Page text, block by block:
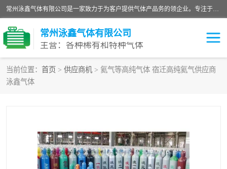
常州泳鑫气体有限公司是一家致力于为客户提供气体产品务的领企业。专注于环氧乙烷剂、环氧乙烷、高纯气体以及稀有和特种气体的研发、生产、销售和配送，产品广泛应用于医疗、电子、科研、化工、食品等多个领域。主要产品有：环氧乙烷灭菌剂，环氧乙烷，高纯氩，氮，氪，氙，氖，氘，笑，氦，氢，氧等各种稀有和特种气体。
常州泳鑫气体有限公司
主营：各种稀有和特种气体
当前位置： 首页 > 供应商机 > 氦气等高纯气体 宿迁高纯氦气供应商
泳鑫气体
高纯氦气
高纯氮气